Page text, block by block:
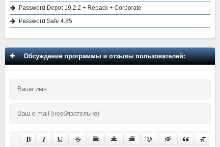
Password Depot 19.2.2 + Repack + Corporate
Password Safe 4.85
Обсуждение программы и отзывы пользователей: